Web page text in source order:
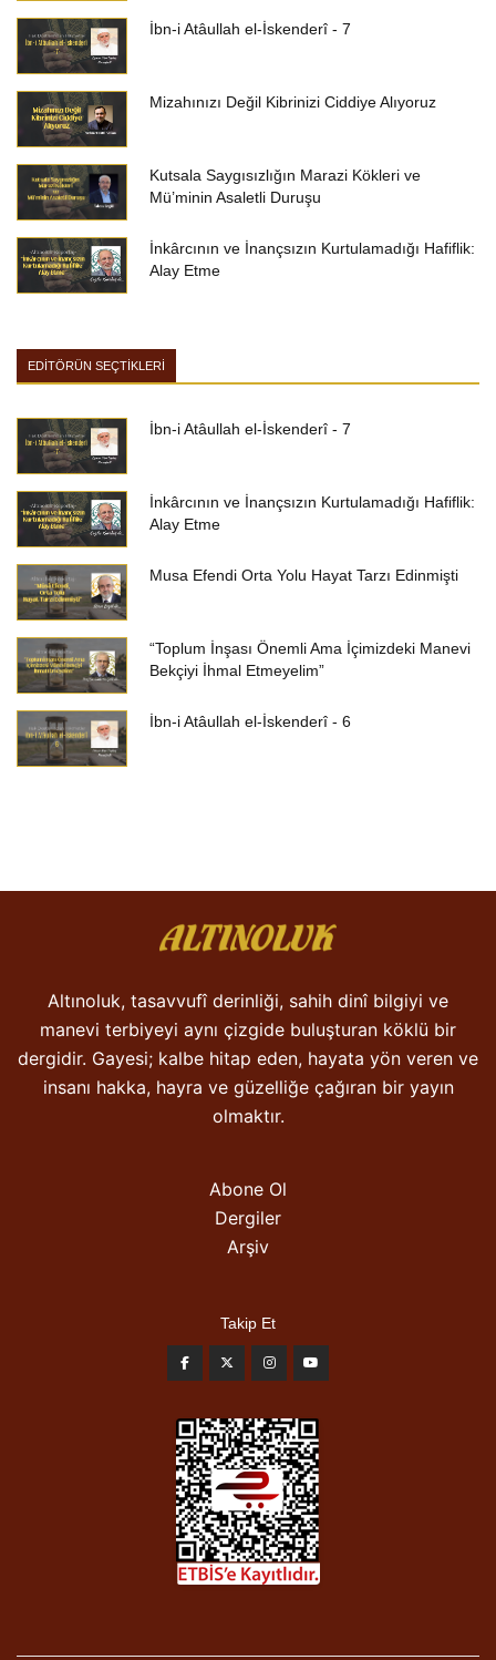
İbn-i Atâullah el-İskenderî - 7
Mizahınızı Değil Kibrinizi Ciddiye Alıyoruz
Kutsala Saygısızlığın Marazi Kökleri ve
Mü’minin Asaletli Duruşu
İnkârcının ve İnançsızın Kurtulamadığı Hafiflik:
Alay Etme
EDİTÖRÜN SEÇTİKLERİ
İbn-i Atâullah el-İskenderî - 7
İnkârcının ve İnançsızın Kurtulamadığı Hafiflik:
Alay Etme
Musa Efendi Orta Yolu Hayat Tarzı Edinmişti
“Toplum İnşası Önemli Ama İçimizdeki Manevi
Bekçiyi İhmal Etmeyelim”
İbn-i Atâullah el-İskenderî - 6
Altınoluk, tasavvufî derinliği, sahih dinî bilgiyi ve
manevi terbiyeyi aynı çizgide buluşturan köklü bir
dergidir. Gayesi; kalbe hitap eden, hayata yön veren ve
insanı hakka, hayra ve güzelliğe çağıran bir yayın
olmaktır.
Abone Ol
Dergiler
Arşiv
Takip Et